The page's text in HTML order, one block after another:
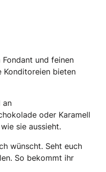
und feinen
Konditoreien bieten
an
oder Karamell
sie aussieht.
wünscht. Seht euch
So bekommt ihr